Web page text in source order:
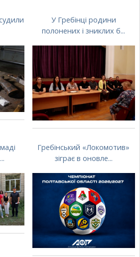
У Гребінці родини
полонених і зниклих б...
Гребінський «Локомотив»
зіграє в оновле...